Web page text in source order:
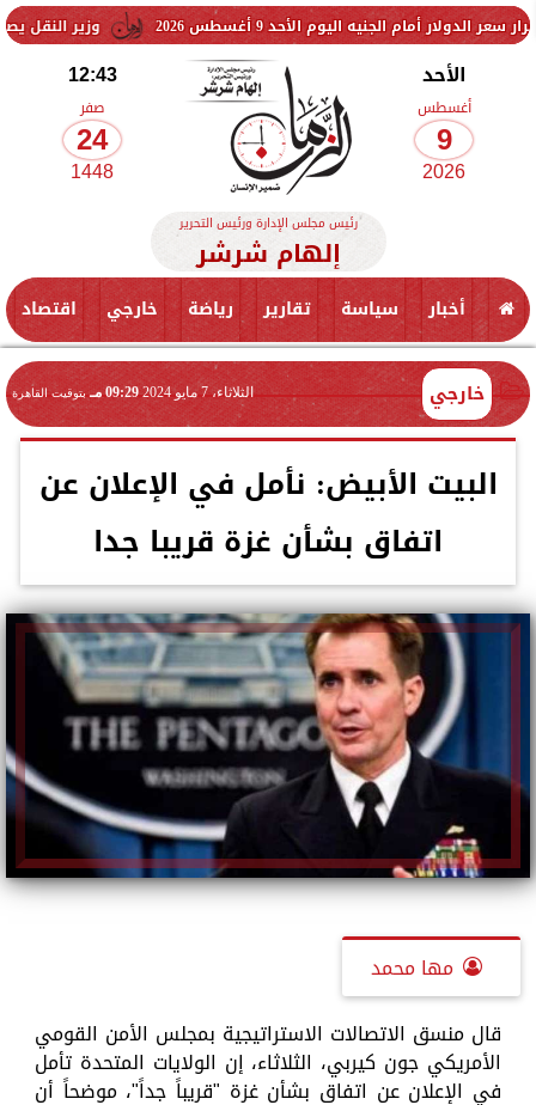
وزير النقل يصدر قرارًا الجنيه اليوم الأحد 9 أغسطس 2026
الأحد
أغسطس
9
2026
12:43
صفر
24
1448
رئيس مجلس الإدارة ورئيس التحرير
إلهام شرشر
أخبار سياسة تقارير رياضة خارجي اقتصاد
خارجي الثلاثاء، 7 مايو 2024 09:29 مـ بتوقيت القاهرة
البيت الأبيض: نأمل في الإعلان عن
اتفاق بشأن غزة قريبا جدا
مها محمد
قال منسق الاتصالات الاستراتيجية بمجلس الأمن القومي
الأمريكي جون كيربي، الثلاثاء، إن الولايات المتحدة تأمل
في الإعلان عن اتفاق بشأن غزة "قريباً جداً"، موضحاً أن